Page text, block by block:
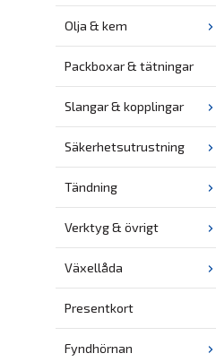
Olja & kem
Packboxar & tätningar
Slangar & kopplingar
Säkerhetsutrustning
Tändning
Verktyg & övrigt
Växellåda
Presentkort
Fyndhörnan